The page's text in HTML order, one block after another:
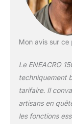
béton ou
marteau
réglage
changer
la
fonction
Mon avis sur ce
Le ENEACRO
techniquement
tarifaire. Il
artisans en
les fonctions